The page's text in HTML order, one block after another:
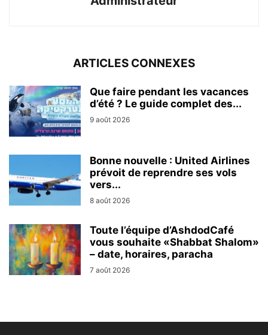
ARTICLES CONNEXES
Que faire pendant les vacances
d’été ? Le guide complet des...
9 août 2026
Bonne nouvelle : United Airlines
prévoit de reprendre ses vols
vers...
8 août 2026
Toute l’équipe d’AshdodCafé
vous souhaite «Shabbat Shalom»
– date, horaires, paracha
7 août 2026